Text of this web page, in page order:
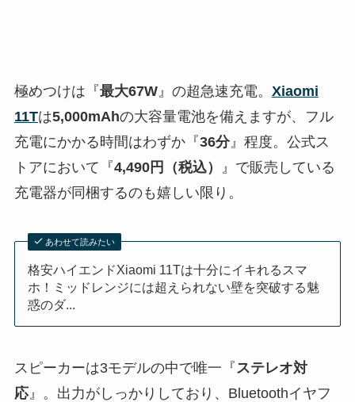
極めつけは『最大67W』の超急速充電。 Xiaomi
11Tは5,000mAhの大容量電池を備えますが、フル
充電にかかる時間はわずか『36分』程度。公式ス
トアにおいて『4,490円（税込）
』で販売している
充電器が同梱するのも嬉しい限り。
あわせて読みたい
格安ハイエンドXiaomi 11Tは十分にイキれるスマ
ホ！ミッドレンジには超えられない壁を突破する魅
惑のダ...
スピーカーは3モデルの中で唯一『 ステレオ対
応』。出力がしっかりしており、Bluetoothイヤフ